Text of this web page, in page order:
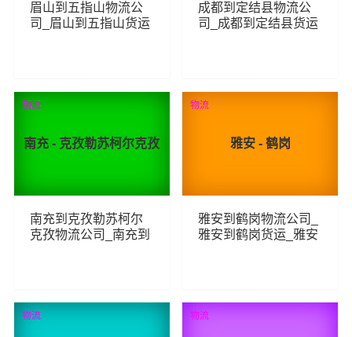
眉山到五指山物流公
司_眉山到五指山货运
198 查看详细
成都到定结县物流公
司_成都到定结县货运
68 查看详细
南充 - 克孜勒苏柯尔克孜
南充到克孜勒苏柯尔
克孜物流公司_南充到
221 查看详细
物流
雅安 - 鹤岗
雅安到鹤岗物流公司_
雅安到鹤岗货运_雅安
238 查看详细
物流
物流 物流